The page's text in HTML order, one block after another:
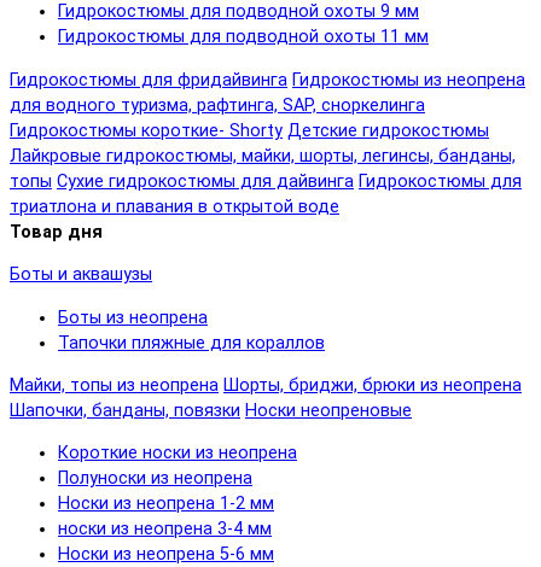
Гидрокостюмы для подводной охоты 9 мм
Гидрокостюмы для подводной охоты 11 мм
Гидрокостюмы для фридайвинга Гидрокостюмы из неопрена
для водного туризма, рафтинга, SAP, сноркелинга
Гидрокостюмы короткие- Shorty Детские гидрокостюмы
Лайкровые гидрокостюмы, майки, шорты, легинсы, банданы,
топы Сухие гидрокостюмы для дайвинга Гидрокостюмы для
триатлона и плавания в открытой воде
Товар дня
Боты и аквашузы
Боты из неопрена
Тапочки пляжные для кораллов
Майки, топы из неопрена Шорты, бриджи, брюки из неопрена
Шапочки, банданы, повязки Носки неопреновые
Короткие носки из неопрена
Полуноски из неопрена
Носки из неопрена 1-2 мм
носки из неопрена 3-4 мм
Носки из неопрена 5-6 мм